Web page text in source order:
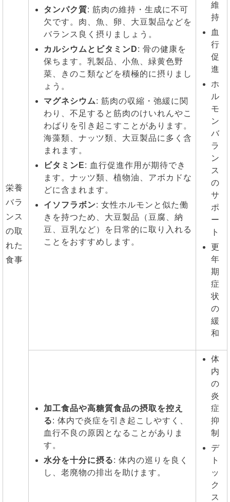
栄養
バラ
ンス
の取
れた
食事
タンパク質: 筋肉の維持・生成に不可
欠です。肉、魚、卵、大豆製品などを
バランス良く摂りましょう。
カルシウムとビタミンD: 骨の健康を
保ちます。乳製品、小魚、緑黄色野
菜、きのこ類などを積極的に摂りまし
ょう。
マグネシウム: 筋肉の収縮・弛緩に関
わり、不足すると筋肉のけいれんやこ
わばりを引き起こすことがあります。
海藻類、ナッツ類、大豆製品に多く含
まれます。
ビタミンE: 血行促進作用が期待でき
ます。ナッツ類、植物油、アボカドな
どに含まれます。
イソフラボン: 女性ホルモンと似た働
きを持つため、大豆製品（豆腐、納
豆、豆乳など）を日常的に取り入れる
ことをおすすめします。
維
持
血
行
促
進
ホ
ル
モ
ン
バ
ラ
ン
ス
の
サ
ポ
ー
ト
更
年
期
症
状
の
緩
和
加工食品や高糖質食品の摂取を控え
る: 体内で炎症を引き起こしやすく、
血行不良の原因となることがありま
す。
水分を十分に摂る: 体内の巡りを良く
し、老廃物の排出を助けます。
体
内
の
炎
症
抑
制
デ
ト
ッ
ク
ス